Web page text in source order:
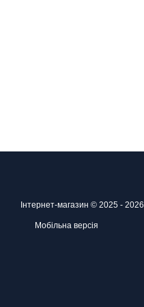
Інтернет-магазин © 2025 - 2026
Мобільна версія